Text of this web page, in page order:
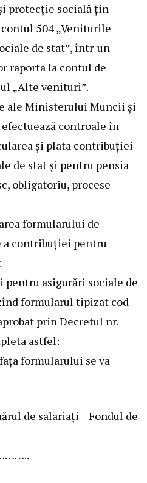
protecţie socială ţin
504 „Veniturile
de stat”, într-un
raporta la contul de
„Alte venituri”.
ale Ministerului Muncii şi
controale în
şi plata contribuţiei
de stat şi pentru pensia
obligatoriu, procese-
formularului de
a contribuţiei pentru
asigurări sociale de
formularul tipizat cod
prin Decretul nr.
astfel:
formularului se va
de salariaţi Fondul de
……………..